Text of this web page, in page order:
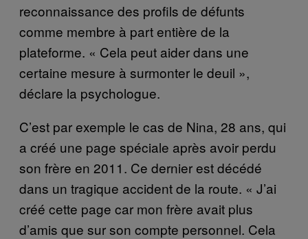
reconnaissance des profils de défunts
comme membre à part entière de la
plateforme. « Cela peut aider dans une
certaine mesure à surmonter le deuil »,
déclare la psychologue.
C’est par exemple le cas de Nina, 28 ans, qui
a créé une page spéciale après avoir perdu
son frère en 2011. Ce dernier est décédé
dans un tragique accident de la route. « J’ai
créé cette page car mon frère avait plus
d’amis que sur son compte personnel. Cela